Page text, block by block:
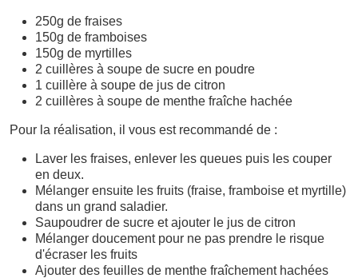
250g de fraises
150g de framboises
150g de myrtilles
2 cuillères à soupe de sucre en poudre
1 cuillère à soupe de jus de citron
2 cuillères à soupe de menthe fraîche hachée
Pour la réalisation, il vous est recommandé de :
Laver les fraises, enlever les queues puis les couper
en deux.
Mélanger ensuite les fruits (fraise, framboise et myrtille)
dans un grand saladier.
Saupoudrer de sucre et ajouter le jus de citron
Mélanger doucement pour ne pas prendre le risque
d'écraser les fruits
Ajouter des feuilles de menthe fraîchement hachées